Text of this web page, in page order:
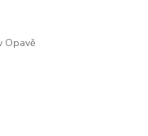
Opavě